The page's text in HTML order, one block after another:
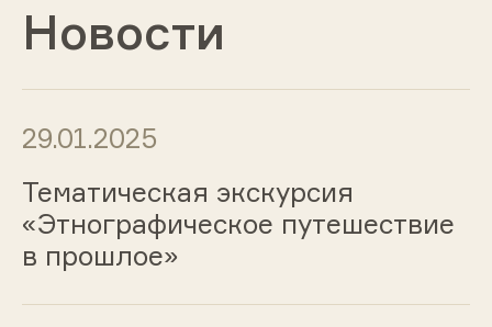
Новости
29.01.2025
Тематическая экскурсия
«Этнографическое путешествие
в прошлое»